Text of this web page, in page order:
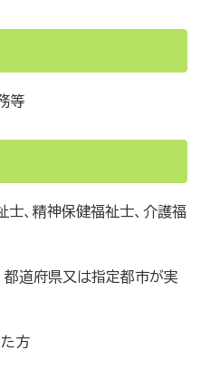
等
士、精神保健福祉士、介護福
道府県又は指定都市が実
方